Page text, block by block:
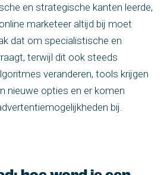
en strategische kanten leerde,
marketeer altijd bij moet
dat om specialistische en
terwijl dit ook steeds
veranderen, tools krijgen
nieuwe opties en er komen
bij.